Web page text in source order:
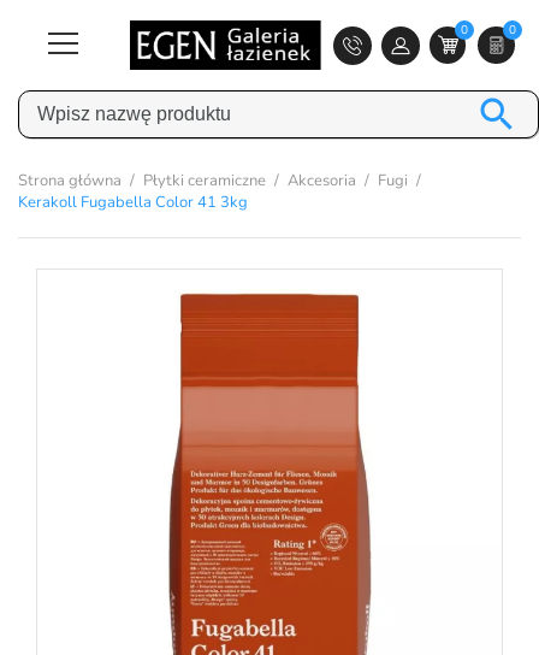
0 0

Strona główna Płytki ceramiczne Akcesoria
Fugi
Kerakoll Fugabella Color 41 3kg